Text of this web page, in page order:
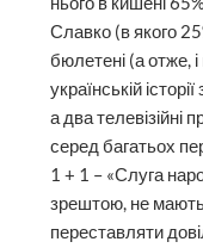
Славко (в якого
бюлетені (а отже,
українській
а два телевізійні
серед багатьох
1 + 1 – «Слуга
зрештою, не
переставляти